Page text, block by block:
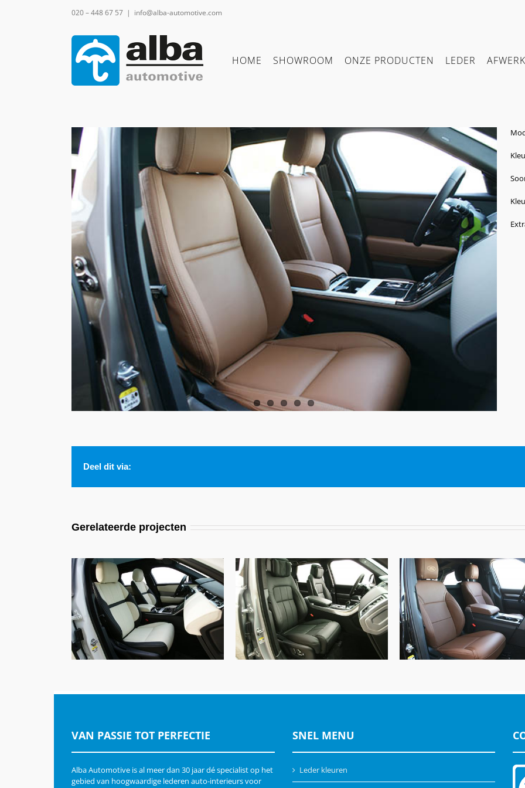
020 – 448 67 57 | info@alba-automotive.com
HOME SHOWROOM ONZE PRODUCTEN LEDER
Deel dit via:
Gerelateerde projecten
Range Rover Velar, Alba
Buffalino Leder Zwart en Wit
Range Rover Sport, Alba
Nappa Leder Zwart Met
Perforatie
Land Rover Discovery,
Buffalino leder Bruin
Logo
VAN PASSIE TOT PERFECTIE
Alba Automotive is al meer dan 30 jaar dé specialist op het
gebied van hoogwaardige lederen auto-interieurs voor
SNEL MENU
Leder kleuren